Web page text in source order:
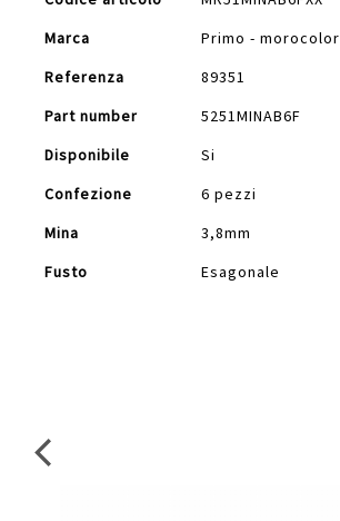
Marca
Primo - morocolor
Referenza
89351
Part number
5251MINAB6F
Disponibile
Si
Confezione
6 pezzi
Mina
3,8mm
Fusto
Esagonale